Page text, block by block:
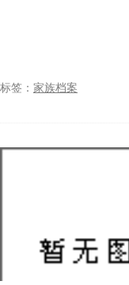
标签： 家族档案